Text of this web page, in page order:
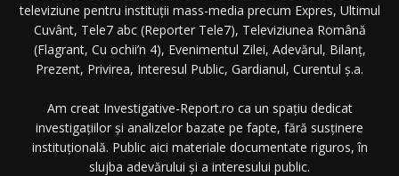
televiziune pentru instituții mass-media precum Expres, Ultimul
Cuvânt, Tele7 abc (Reporter Tele7), Televiziunea Română
(Flagrant, Cu ochii’n 4), Evenimentul Zilei, Adevărul, Bilanț,
Prezent, Privirea, Interesul Public, Gardianul, Curentul ș.a.
Am creat Investigative-Report.ro ca un spațiu dedicat
investigațiilor și analizelor bazate pe fapte, fără susținere
instituțională. Public aici materiale documentate riguros, în
slujba adevărului și a interesului public.